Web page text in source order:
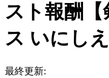
スト報酬
ス いにしえ
最終更新: